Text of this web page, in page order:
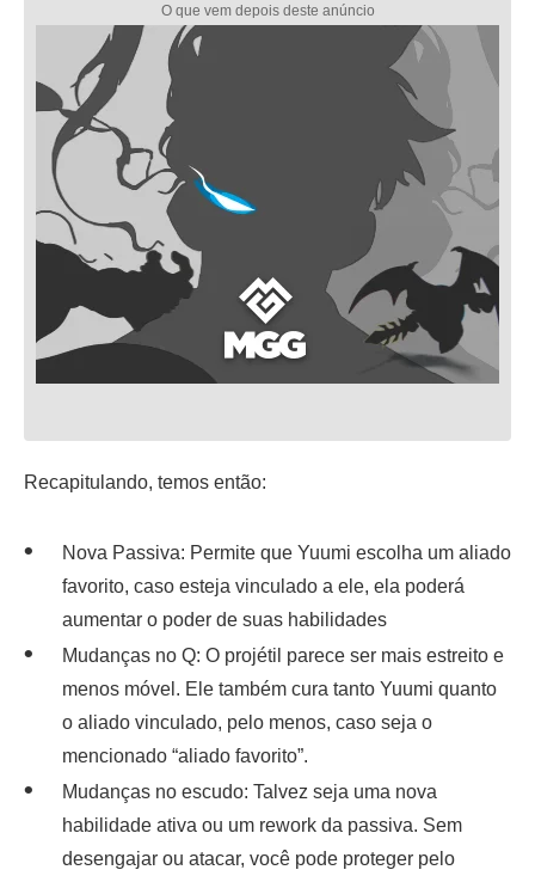
Recapitulando, temos então:
Nova Passiva: Permite que Yuumi escolha um aliado
favorito, caso esteja vinculado a ele, ela poderá
aumentar o poder de suas habilidades
Mudanças no Q: O projétil parece ser mais estreito e
menos móvel. Ele também cura tanto Yuumi quanto
o aliado vinculado, pelo menos, caso seja o
mencionado “aliado favorito”.
Mudanças no escudo: Talvez seja uma nova
habilidade ativa ou um rework da passiva. Sem
desengajar ou atacar, você pode proteger pelo